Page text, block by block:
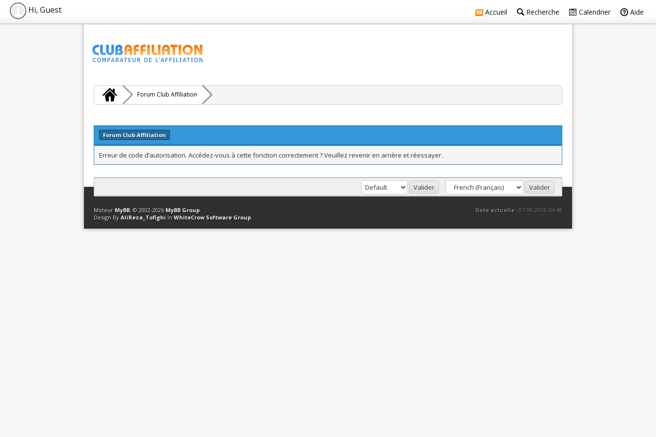
Accueil Recherche Calendrier Aide
Hi, Guest
Forum Club Affiliation
Forum Club Affiliation
Erreur de code d’autorisation. Accédez-vous à cette fonction correctement ? Veuillez revenir en arrière et réessayer.
Contact Club Affiliation Retourner en haut Version bas-débit (Archivé) Syndication RSS
Date actuelle :07-08-2026, 04:48
Moteur MyBB, © 2002-2026 MyBB Group.
Design By AliReza_Tofighi In WhiteCrow Software Group.